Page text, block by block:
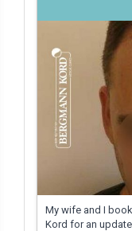
My wife and I
Kord for an update.